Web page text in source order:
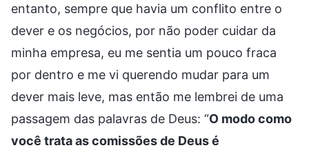
entanto, sempre que havia um conflito entre o
dever e os negócios, por não poder cuidar da
minha empresa, eu me sentia um pouco fraca
por dentro e me vi querendo mudar para um
dever mais leve, mas então me lembrei de uma
passagem das palavras de Deus: “O modo como
você trata as comissões de Deus é